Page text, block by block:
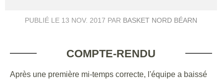
PUBLIÉ LE 13 NOV. 2017 PAR BASKET NORD BÉARN
COMPTE-RENDU
Après une première mi-temps correcte, l'équipe a baissé